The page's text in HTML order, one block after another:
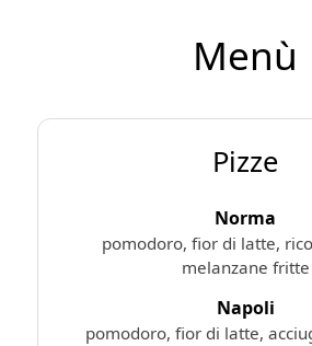
Menù
Pizze
Norma
pomodoro, fior di latte,
melanzane fritte
Napoli
pomodoro, fior di latte,